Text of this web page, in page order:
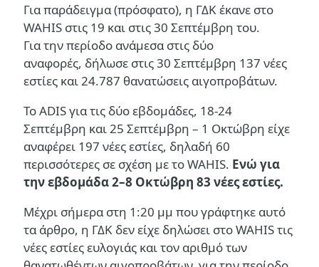
Για παράδειγμα (πρόσφατο), η ΓΔΚ έκανε στο
WAHIS στις 19 και στις 30 Σεπτέμβρη του.
Για την περίοδο ανάμεσα στις δύο
αναφορές, δήλωσε στις 30 Σεπτέμβρη 137 νέες
εστίες και 24.787 θανατώσεις αιγοπροβάτων.
Το ADIS για τις δύο εβδομάδες, 18-24
Σεπτέμβρη και 25 Σεπτέμβρη – 1 Οκτώβρη είχε
αναφέρει 197 νέες εστίες, δηλαδή 60
περισσότερες σε σχέση με το WAHIS. Ενώ για
την εβδομάδα 2–8 Οκτώβρη 83 νέες εστίες.
Μέχρι σήμερα στη 1:20 μμ που γράφτηκε αυτό
τα άρθρο, η ΓΔΚ δεν είχε δηλώσει στο WAHIS τις
νέες εστίες ευλογιάς και τον αριθμό των